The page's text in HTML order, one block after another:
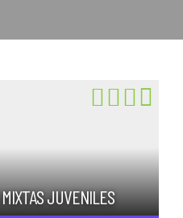
JUVENILES